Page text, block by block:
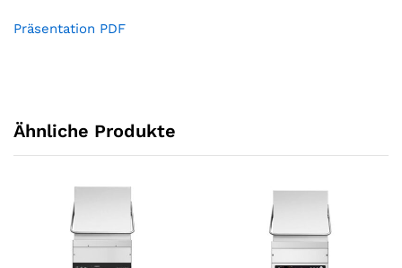
Präsentation PDF
Ähnliche Produkte